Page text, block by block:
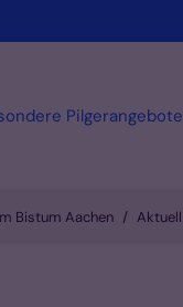
Pilgerangebote
Bistum Aachen Aktuell